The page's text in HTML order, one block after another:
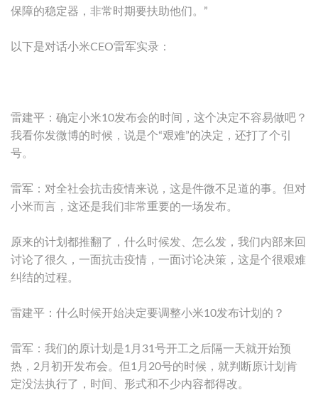
保障的稳定器，非常时期要扶助他们。”
以下是对话小米CEO雷军实录：
雷建平：确定小米10发布会的时间，这个决定不容易做吧？
我看你发微博的时候，说是个“艰难”的决定，还打了个引
号。
雷军：对全社会抗击疫情来说，这是件微不足道的事。但对
小米而言，这还是我们非常重要的一场发布。
原来的计划都推翻了，什么时候发、怎么发，我们内部来回
讨论了很久，一面抗击疫情，一面讨论决策，这是个很艰难
纠结的过程。
雷建平：什么时候开始决定要调整小米10发布计划的？
雷军：我们的原计划是1月31号开工之后隔一天就开始预
热，2月初开发布会。但1月20号的时候，就判断原计划肯
定没法执行了，时间、形式和不少内容都得改。